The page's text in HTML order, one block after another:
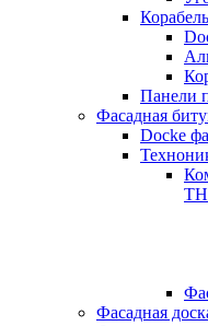
Панели
Фасадная
Docke
ТН
Фасадная